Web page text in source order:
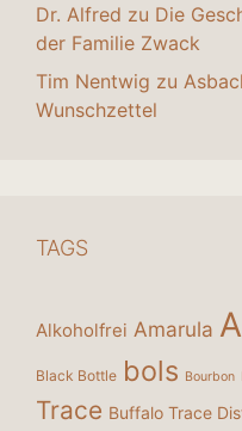
Dr. Alfred zu Die
der Familie Zwack
Tim Nentwig zu
Wunschzettel
TAGS
Alkoholfrei Amarula
Black Bottle bols Bourbon
Trace Buffalo Trace